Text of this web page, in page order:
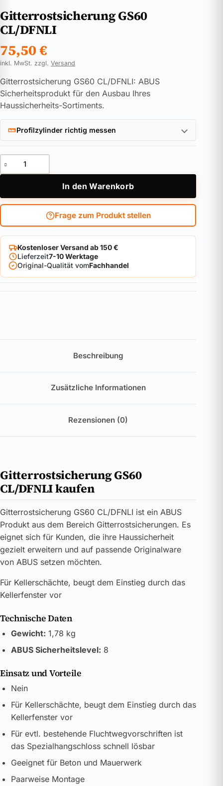
Gitterrostsicherung GS60
CL/DFNLI
75,50€
inkl. MwSt. zzgl. Versand
Gitterrostsicherung GS60 CL/DFNLI: ABUS
Sicherheitsprodukt für den Ausbau Ihres
Haussicherheits-Sortiments.
Profilzylinder richtig messen
Gitterrostsicherung GS60 CL/DFNLI Menge
In den Warenkorb
Frage zum Produkt stellen
Kostenloser Versand ab 150 €
Lieferzeit7-10 Werktage
Original-Qualität vomFachhandel
Beschreibung
Zusätzliche Informationen
Rezensionen (0)
Gitterrostsicherung GS60
CL/DFNLI kaufen
Gitterrostsicherung GS60 CL/DFNLI ist ein ABUS
Produkt aus dem Bereich Gitterrostsicherungen. Es
eignet sich für Kunden, die ihre Haussicherheit
gezielt erweitern und auf passende Originalware
von ABUS setzen möchten.
Für Kellerschächte, beugt dem Einstieg durch das
Kellerfenster vor
Technische Daten
Gewicht: 1,78 kg
ABUS Sicherheitslevel: 8
Einsatz und Vorteile
Nein
Für Kellerschächte, beugt dem Einstieg durch das
Kellerfenster vor
Für evtl. bestehende Fluchtwegvorschriften ist
das Spezialhangschloss schnell lösbar
Geeignet für Beton und Mauerwerk
Paarweise Montage